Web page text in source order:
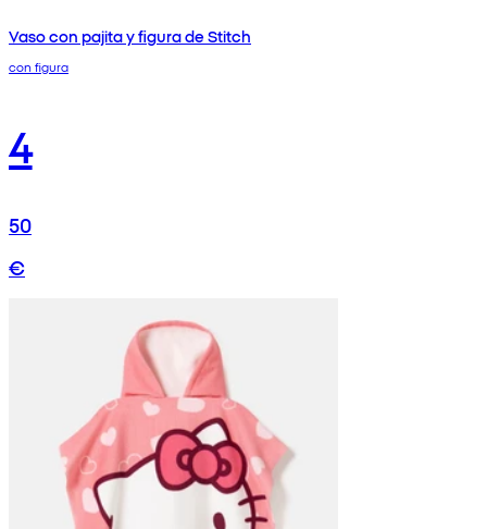
Vaso con pajita y figura de Stitch
con figura
4
50
€